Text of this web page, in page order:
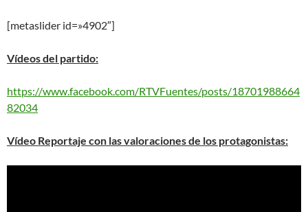
[metaslider id=»4902″]
Vídeos del partido:
https://www.facebook.com/RTVFuentes/posts/18701988664
82034
Vídeo Reportaje con las valoraciones de los protagonistas: